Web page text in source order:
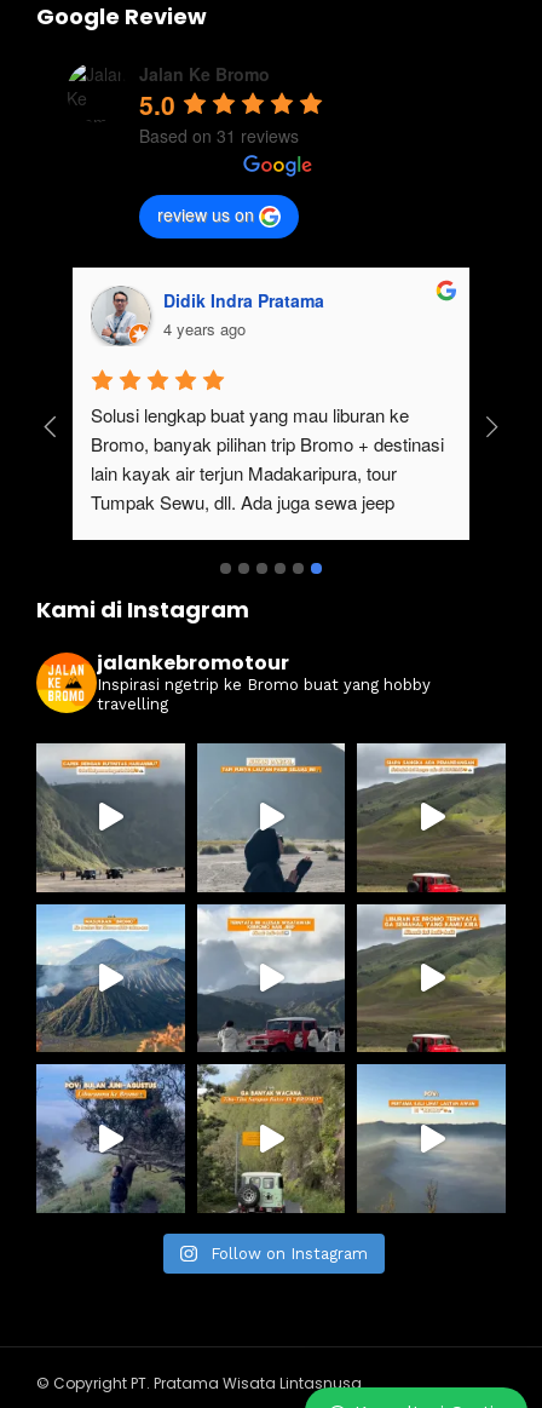
Google Review
Jalan Ke Bromo
5.0
Based on 31 reviews
review us on
aisyah usman
4 years ago
gak pernah bosen main ke bromo, ngajak
keluarga besar gak perlu repot, karena
sangat mempermudah buat trip ke bromo kali
ini. Harga ramah di kantong dan itinerarynya
Kami di Instagram
jalankebromotour
Inspirasi ngetrip ke Bromo buat yang hobby
travelling
Follow on Instagram
© Copyright PT. Pratama Wisata Lintasnusa